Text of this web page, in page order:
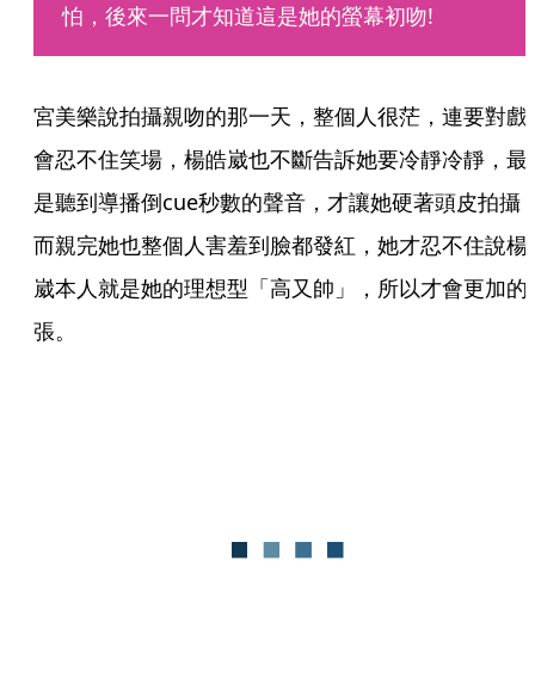
怕，後來一問才知道這是她的螢幕初吻!
宮美樂說拍攝親吻的那一天，整個人很茫，連要對戲
會忍不住笑場，楊皓崴也不斷告訴她要冷靜冷靜，最
是聽到導播倒cue秒數的聲音，才讓她硬著頭皮拍攝
而親完她也整個人害羞到臉都發紅，她才忍不住說楊
崴本人就是她的理想型「高又帥」，所以才會更加的
張。